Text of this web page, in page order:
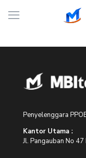
Penyelenggara
Kantor Utama :
Jl. Pangauban No